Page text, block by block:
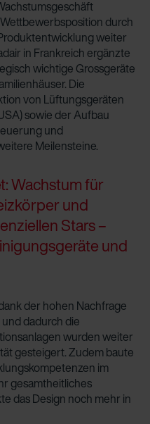
durch
weiter
in Frankreich ergänzte
wichtige Grossgeräte
Die
von Lüftungsgeräten
sowie der Aufbau
und
Meilensteine.
Wachstum für
und
Stars –
und
der hohen Nachfrage
dadurch die
wurden weiter
gesteigert. Zudem baute
im
gesamtheitliches
das Design noch mehr in